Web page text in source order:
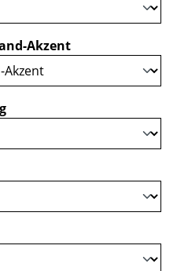
Akzentauswählen
auswählen